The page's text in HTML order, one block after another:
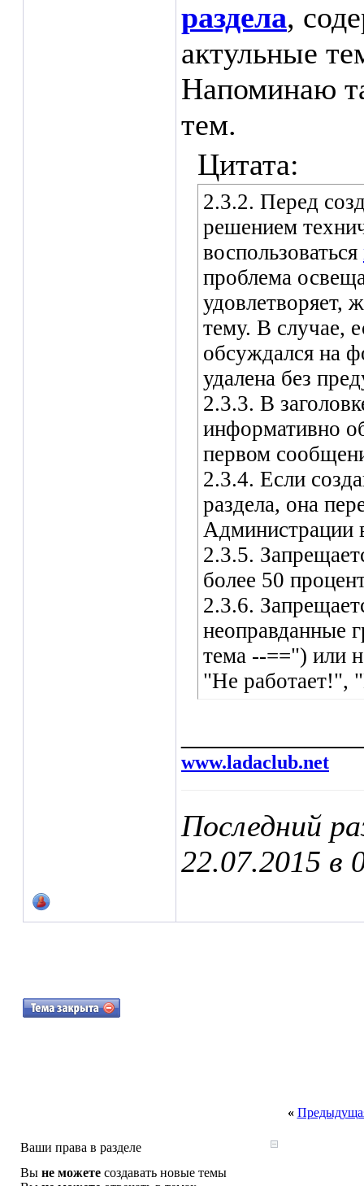
раздела,
актульные
Напоминаю
тем.
Цитата:
2.3.2. Перед
решением
воспользоваться
проблема
удовлетворяет,
тему. В случае,
обсуждался на
удалена без
2.3.3. В
информативно
первом
2.3.4. Если
раздела, она
Администрации
2.3.5.
более 50
2.3.6.
неоправданные
тема --==") или
"Не работает!",
www.ladaclub.net
Последний
22.07.2015 в
«
Ваши права в разделе
Вы не можете создавать новые темы